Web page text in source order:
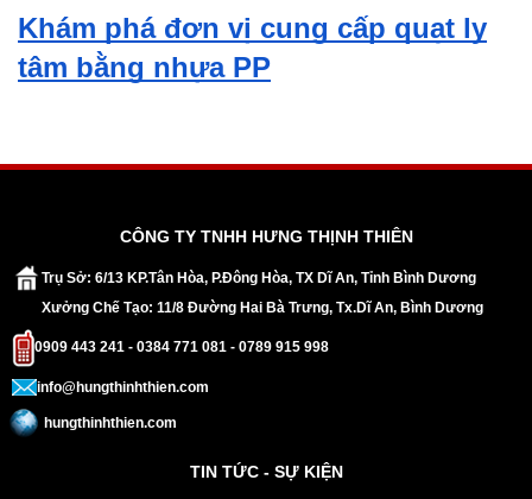
Khám phá đơn vị cung cấp quạt ly
tâm bằng nhựa PP
CÔNG TY TNHH HƯNG THỊNH THIÊN
Trụ Sở: 6/13 KP.Tân Hòa, P.Đông Hòa, TX Dĩ An, Tỉnh Bình Dương
Xưởng Chế Tạo: 11/8 Đường Hai Bà Trưng, Tx.Dĩ An, Bình Dương
0909 443 241 - 0384 771 081 - 0789 915 998
info@hungthinhthien.com
hungthinhthien.com
TIN TỨC - SỰ KIỆN